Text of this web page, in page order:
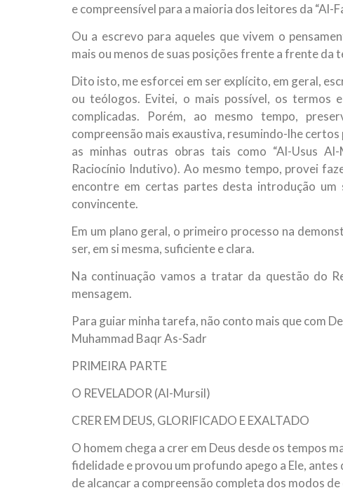
e compreensível para a maioria dos leitores da “Al-
Ou a escrevo para aqueles que vivem o
mais ou menos de suas posições frente a frente da
Dito isto, me esforcei em ser explícito, em geral,
ou teólogos. Evitei, o mais possível, os termos
complicadas. Porém, ao mesmo tempo,
compreensão mais exaustiva, resumindo-lhe
as minhas outras obras tais como “Al-Usus
Raciocínio Indutivo). Ao mesmo tempo, provei
encontre em certas partes desta introdução
convincente.
Em um plano geral, o primeiro processo na
ser, em si mesma, suficiente e clara.
Na continuação vamos a tratar da questão do
mensagem.
Para guiar minha tarefa, não conto mais que com
Muhammad Baqr As-Sadr
PRIMEIRA PARTE
O REVELADOR (Al-Mursil)
CRER EM DEUS, GLORIFICADO E EXALTADO
O homem chega a crer em Deus desde os tempos
fidelidade e provou um profundo apego a Ele,
de alcançar a compreensão completa dos modos